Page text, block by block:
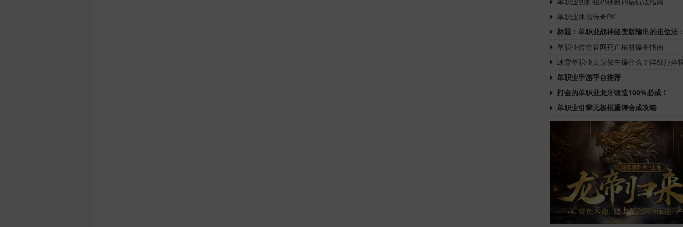
单职业冰雪传奇PK
标题：单职业战神超变版输出的走位法
单职业传奇官网死亡棺材爆率指南
冰雪单职业黄泉教主爆什么？详细掉落
单职业手游平台推荐
打金的单职业龙牙锻造100%必成！
单职业引擎无极棍重铸合成攻略